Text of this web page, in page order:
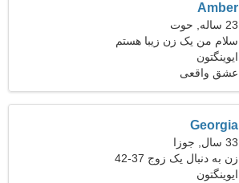
Amber
23 ساله, حوت
سلام من یک زن زیبا هستم
ایوینگتون
عشق واقعی
Georgia
33 سال, جوزا
زن به دنبال یک زوج 37-42
ایوینگتون